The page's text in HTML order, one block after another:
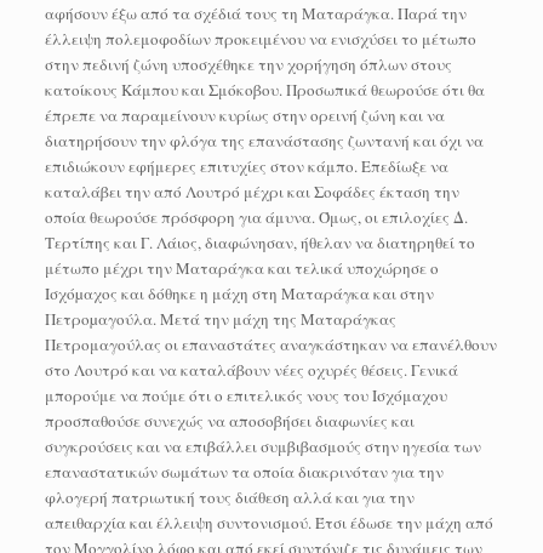
αφήσουν έξω από τα σχέδιά τους τη Ματαράγκα. Παρά την
έλλειψη πολεμοφοδίων προκειμένου να ενισχύσει το μέτωπο
στην πεδινή ζώνη υποσχέθηκε την χορήγηση όπλων στους
κατοίκους Κάμπου και Σμόκοβου. Προσωπικά θεωρούσε ότι θα
έπρεπε να παραμείνουν κυρίως στην ορεινή ζώνη και να
διατηρήσουν την φλόγα της επανάστασης ζωντανή και όχι να
επιδιώκουν εφήμερες επιτυχίες στον κάμπο. Επεδίωξε να
καταλάβει την από Λουτρό μέχρι και Σοφάδες έκταση την
οποία θεωρούσε πρόσφορη για άμυνα. Όμως, οι επιλοχίες Δ.
Τερτίπης και Γ. Λάιος, διαφώνησαν, ήθελαν να διατηρηθεί το
μέτωπο μέχρι την Ματαράγκα και τελικά υποχώρησε ο
Ισχόµαχος και δόθηκε η μάχη στη Ματαράγκα και στην
Πετροµαγούλα. Μετά την μάχη της Ματαράγκας
Πετρομαγούλας οι επαναστάτες αναγκάστηκαν να επανέλθουν
στο Λουτρό και να καταλάβουν νέες οχυρές θέσεις. Γενικά
μπορούμε να πούμε ότι ο επιτελικός νους του Ισχόμαχου
προσπαθούσε συνεχώς να αποσοβήσει διαφωνίες και
συγκρούσεις και να επιβάλλει συμβιβασμούς στην ηγεσία των
επαναστατικών σωμάτων τα οποία διακρινόταν για την
φλογερή πατριωτική τους διάθεση αλλά και για την
απειθαρχία και έλλειψη συντονισμού. Έτσι έδωσε την μάχη από
τον Μογγολίνο λόφο και από εκεί συντόνιζε τις δυνάμεις των